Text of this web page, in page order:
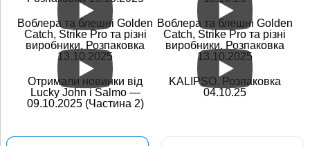
Воблера та блешні Golden
Catch, Strike Pro та різні
виробники. Розпаковка
13.10.2025
Воблера та блешні Golden
Catch, Strike Pro та різні
виробники. Розпаковка
13.10.2025
Отримали новинки від
Lucky John і Salmo —
09.10.2025 (Частина 2)
KALIPSO. Розпаковка
04.10.25